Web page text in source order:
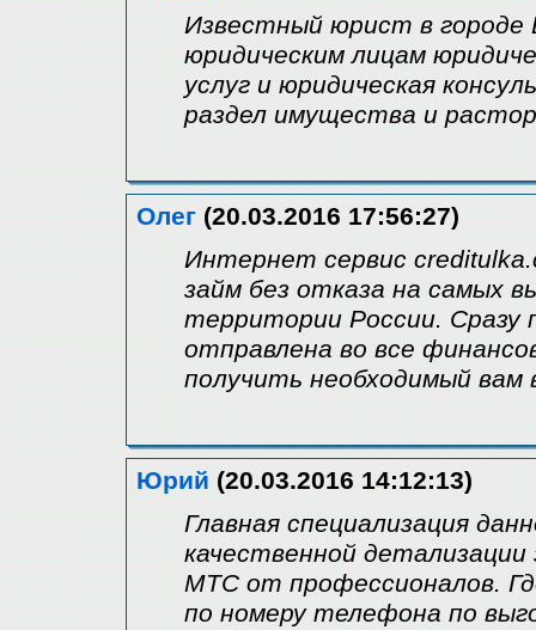
Известный юрист в городе
юридическим лицам
услуг и юридическая
раздел имущества и
Олег (20.03.2016 17:56:27)
Интернет сервис
займ без отказа на самых
территории России. Сразу
отправлена во все
получить необходимый вам
Юрий (20.03.2016 14:12:13)
Главная специализация
качественной детализации
МТС от профессионалов.
по номеру телефона по